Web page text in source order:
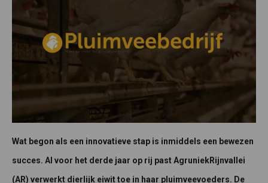
Wat begon als een innovatieve stap is inmiddels een bewezen
succes. Al voor het derde jaar op rij past AgruniekRijnvallei
(AR) verwerkt dierlijk eiwit toe in haar pluimveevoeders. De